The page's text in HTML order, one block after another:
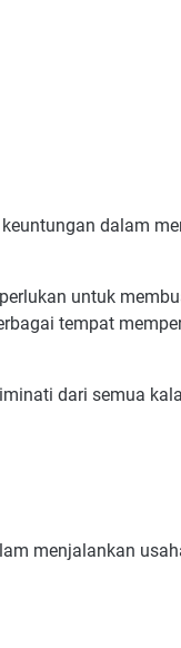
dalam
untuk
tempat
dari semua
menjalankan